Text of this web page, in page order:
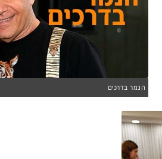
הנמר בדרכים